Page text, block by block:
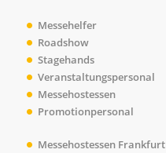
Messehelfer
Roadshow
Stagehands
Veranstaltungspersonal
Messehostessen
Promotionpersonal
Messehostessen Frankfurt